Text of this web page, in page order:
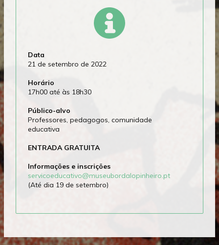
Data
21 de setembro de 2022
Horário
17h00 até às 18h30
Público-alvo
Professores, pedagogos, comunidade
educativa
ENTRADA GRATUITA
Informações e inscrições
servicoeducativo@museubordalopinheiro.pt
(Até dia 19 de setembro)